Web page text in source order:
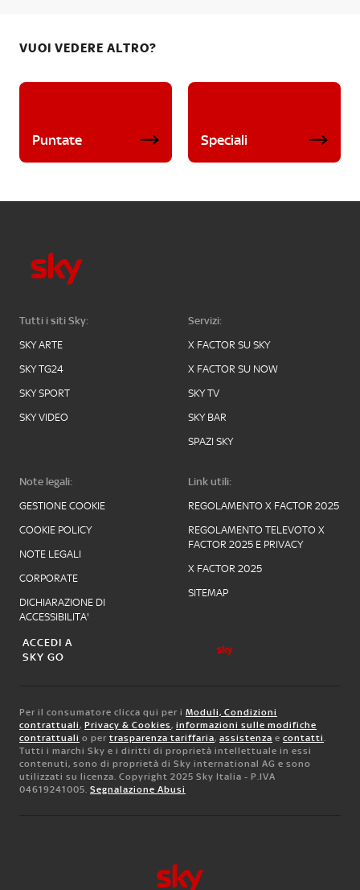
VUOI VEDERE ALTRO?
Puntate Speciali
Tutti i siti Sky:
SKY ARTE
SKY TG24
SKY SPORT
SKY VIDEO
Servizi:
X FACTOR SU SKY
X FACTOR SU NOW
SKY TV
SKY BAR
SPAZI SKY
Note legali:
GESTIONE COOKIE
COOKIE POLICY
NOTE LEGALI
CORPORATE
DICHIARAZIONE DI
ACCESSIBILITA'
Link utili:
REGOLAMENTO X FACTOR 2025
REGOLAMENTO TELEVOTO X
FACTOR 2025 E PRIVACY
X FACTOR 2025
SITEMAP
ACCEDI A
SKY GO
Per il consumatore clicca qui per i Moduli, Condizioni
contrattuali, Privacy & Cookies, informazioni sulle modifiche
contrattuali o per trasparenza tariffaria, assistenza e contatti.
Tutti i marchi Sky e i diritti di proprietà intellettuale in essi
contenuti, sono di proprietà di Sky international AG e sono
utilizzati su licenza. Copyright 2025 Sky Italia - P.IVA
04619241005. Segnalazione Abusi